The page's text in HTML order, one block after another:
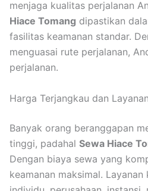
menjaga kualitas perjalanan
Hiace Tomang dipastikan
fasilitas keamanan standar.
menguasai rute perjalanan,
perjalanan.
Harga Terjangkau dan
Banyak orang beranggapan
tinggi, padahal Sewa Hiace
Dengan biaya sewa yang
keamanan maksimal.